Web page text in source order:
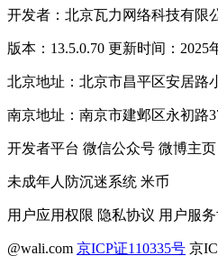
开发者：北京瓦力网络科技有限
版本：13.5.0.70 更新时间：2025
北京地址：北京市昌平区安居路
南京地址：南京市建邺区永初路
开发者平台 微信公众号 微博主页
未成年人防沉迷系统 米币
用户应用权限 隐私协议 用户服
@wali.com 京ICP证110335号 京